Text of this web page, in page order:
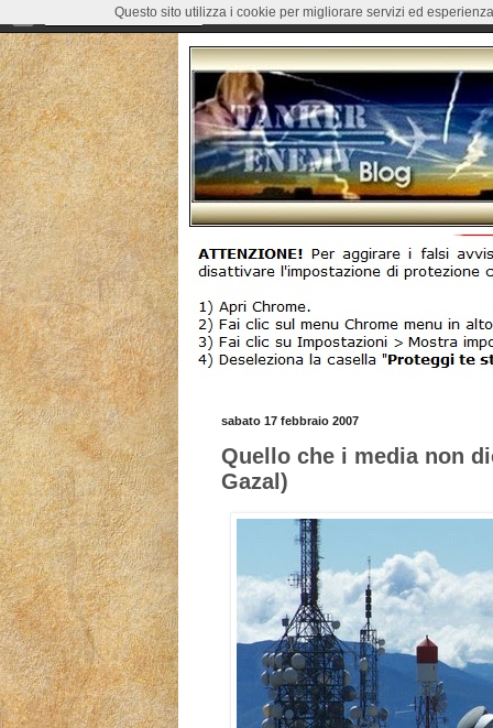
sabato 17 febbraio 2007
Quello che i media non
Gazal)
Questo sito utilizza i cookie per migliorare servizi ed